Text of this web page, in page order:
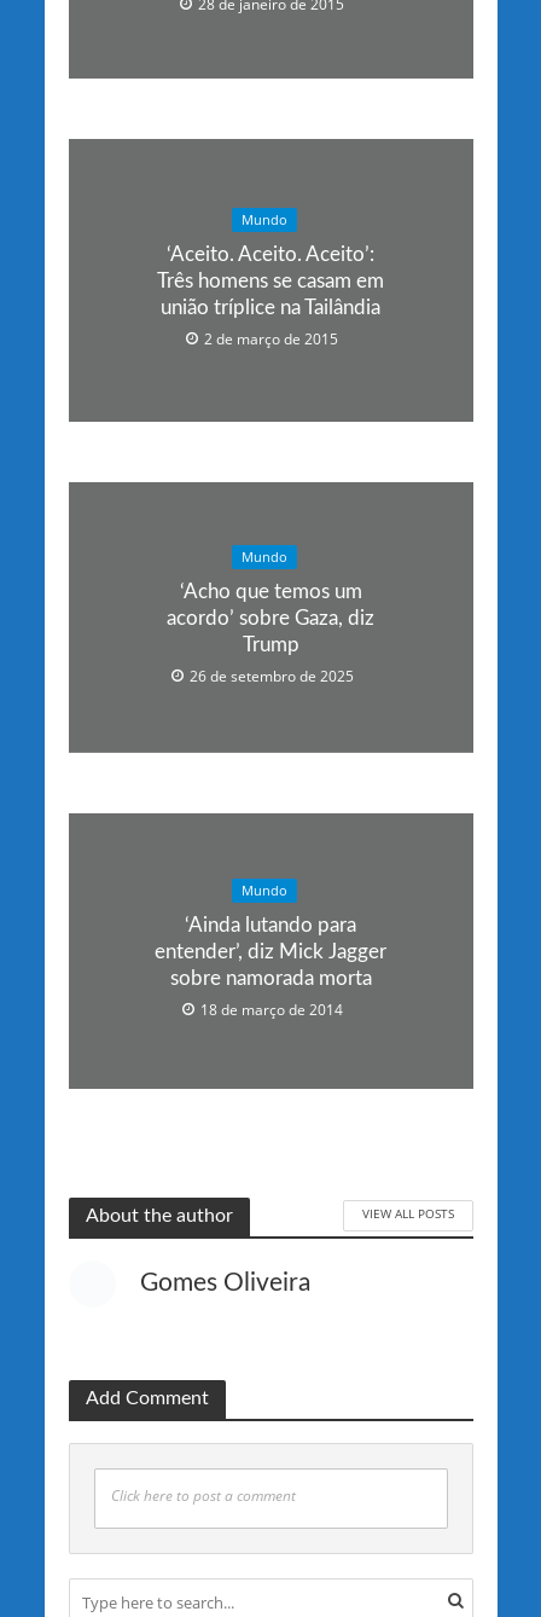
28 de janeiro de 2015
Mundo
‘Aceito. Aceito. Aceito’:
Três homens se casam em
união tríplice na Tailândia
2 de março de 2015
Mundo
‘Acho que temos um
acordo’ sobre Gaza, diz
Trump
26 de setembro de 2025
Mundo
‘Ainda lutando para
entender’, diz Mick Jagger
sobre namorada morta
18 de março de 2014
About the author VIEW ALL POSTS
Gomes Oliveira
Add Comment
Click here to post a comment